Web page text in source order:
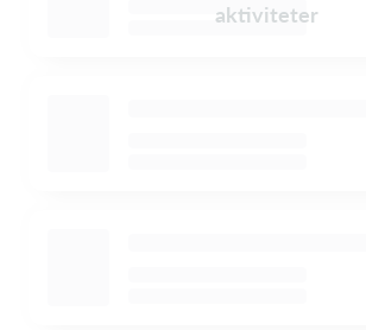
aktiviteter